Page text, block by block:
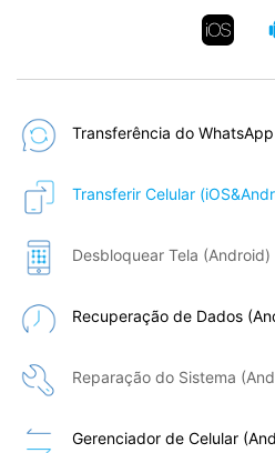
Transferência do
Transferir Celular
Desbloquear Tela (Android)
Recuperação de Dados
Reparação do Sistema
Gerenciador de Celular